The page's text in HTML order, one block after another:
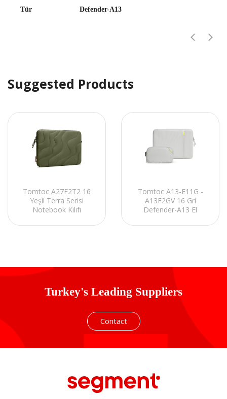
Tür Defender-A13
Suggested Products
Tomtoc A27F2T2 16
Yeşil Terra Serisi
Notebook Kılıfı
Tomtoc A13-E11G -
A13F2GV 16 Gri
Defender-A13 El
Kiti
Turkey's Leading Suppliers
Contact